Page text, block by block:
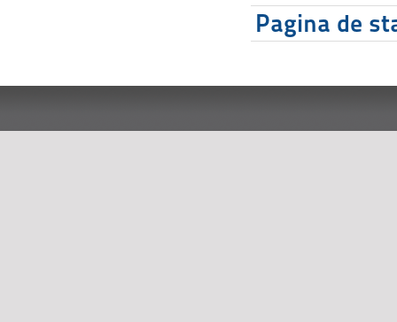
Pagina de